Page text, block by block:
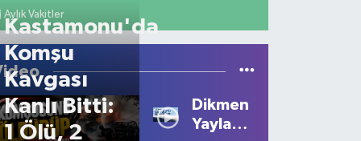
Aylık Vakitler
Kastamonu'da
Komşu
Kavgası
Kanlı Bitti:
1 Ölü, 2
Dikmen
Yaylası'nda